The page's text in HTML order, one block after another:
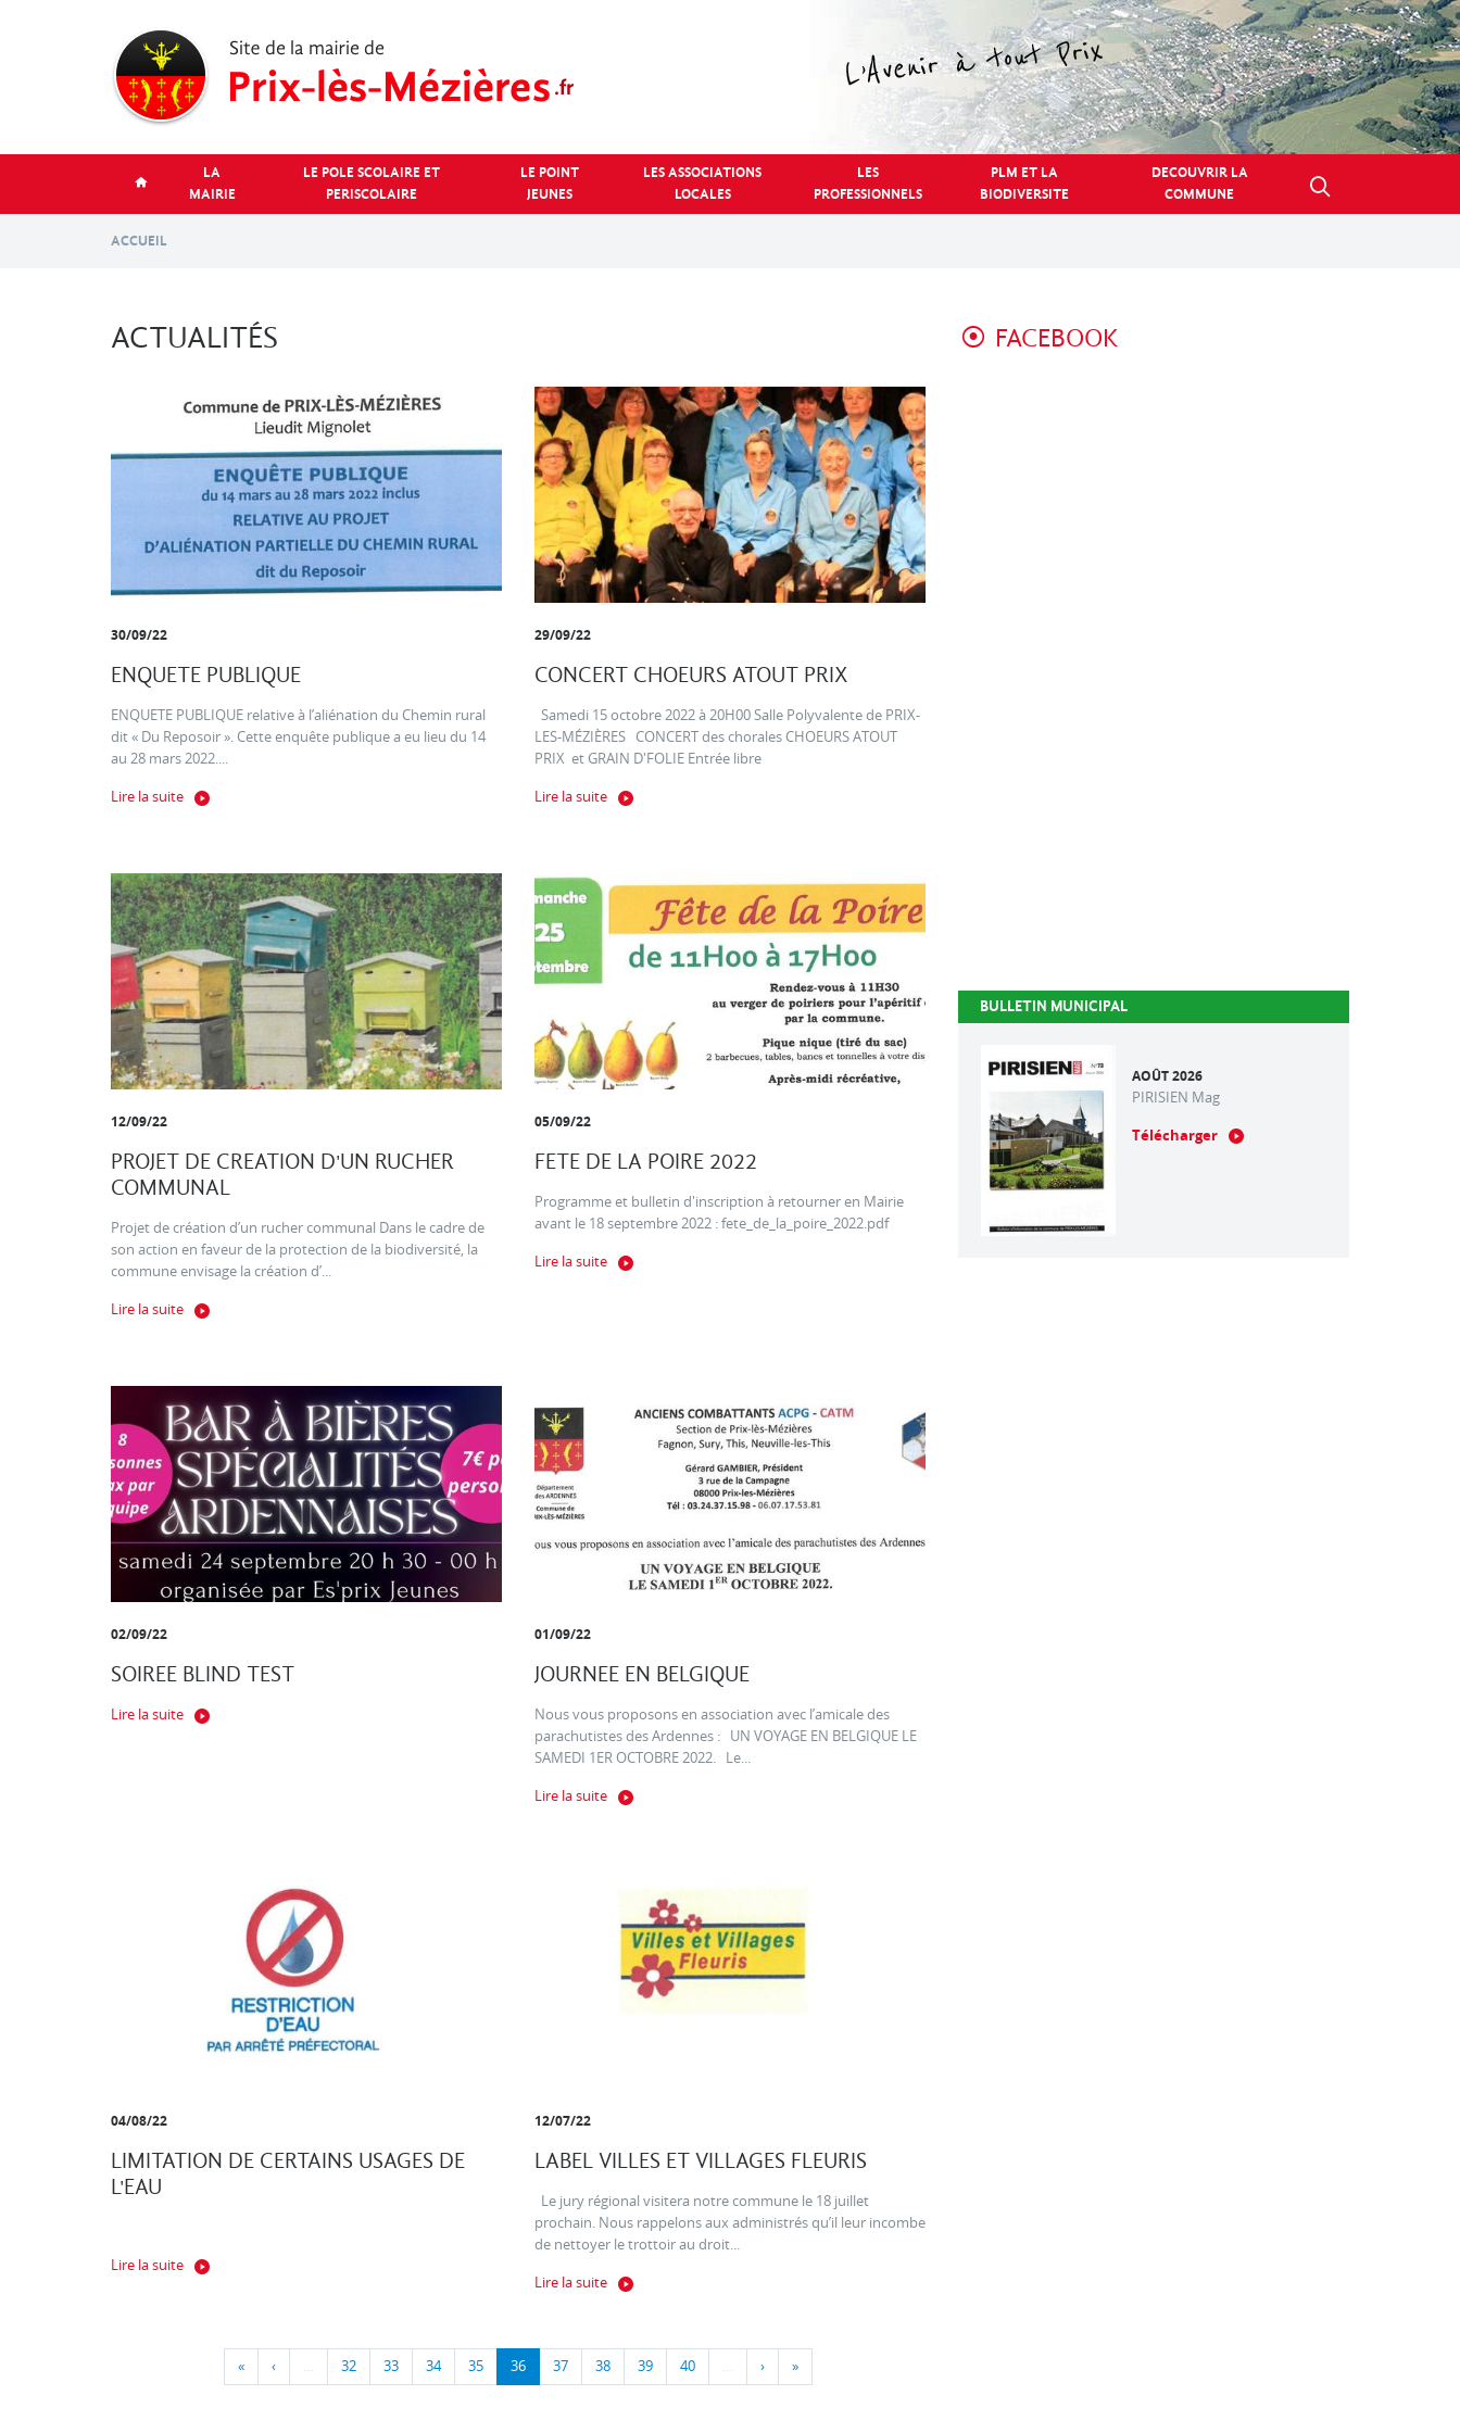
LA
MAIRIE
LE POLE SCOLAIRE ET
PERISCOLAIRE
LE POINT
JEUNES
LES ASSOCIATIONS
LOCALES
LES
PROFESSIONNELS
PLM ET LA
BIODIVERSITE
DECOUVRIR LA
COMMUNE
ACCUEIL
ACTUALITÉS
30/09/22
ENQUETE PUBLIQUE
ENQUETE PUBLIQUE relative à l’aliénation du Chemin rural
dit « Du Reposoir ». Cette enquête publique a eu lieu du 14
au 28 mars 2022....
Lire la suite
29/09/22
CONCERT CHOEURS ATOUT PRIX
Samedi 15 octobre 2022 à 20H00 Salle Polyvalente de PRIX-
LES-MÉZIÈRES CONCERT des chorales CHOEURS ATOUT
PRIX et GRAIN D'FOLIE Entrée libre
Lire la suite
12/09/22
PROJET DE CREATION D'UN RUCHER
COMMUNAL
Projet de création d’un rucher communal Dans le cadre de
son action en faveur de la protection de la biodiversité, la
commune envisage la création d’...
Lire la suite
05/09/22
FETE DE LA POIRE 2022
Programme et bulletin d'inscription à retourner en Mairie
avant le 18 septembre 2022 : fete_de_la_poire_2022.pdf
Lire la suite
02/09/22
SOIREE BLIND TEST
Lire la suite
01/09/22
JOURNEE EN BELGIQUE
Nous vous proposons en association avec l’amicale des
parachutistes des Ardennes : UN VOYAGE EN BELGIQUE LE
SAMEDI 1ER OCTOBRE 2022. Le...
Lire la suite
04/08/22
LIMITATION DE CERTAINS USAGES DE
L'EAU
Lire la suite
12/07/22
LABEL VILLES ET VILLAGES FLEURIS
Le jury régional visitera notre commune le 18 juillet
prochain. Nous rappelons aux administrés qu’il leur incombe
de nettoyer le trottoir au droit...
Lire la suite
« ‹ … 32 33 34 35 36 37 38 39 40 … › »
FACEBOOK
BULLETIN MUNICIPAL
AOÛT 2026
PIRISIEN Mag
Télécharger